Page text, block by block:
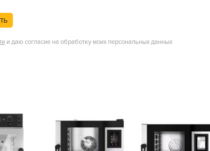
и даю согласие на обработку моих персональных данных